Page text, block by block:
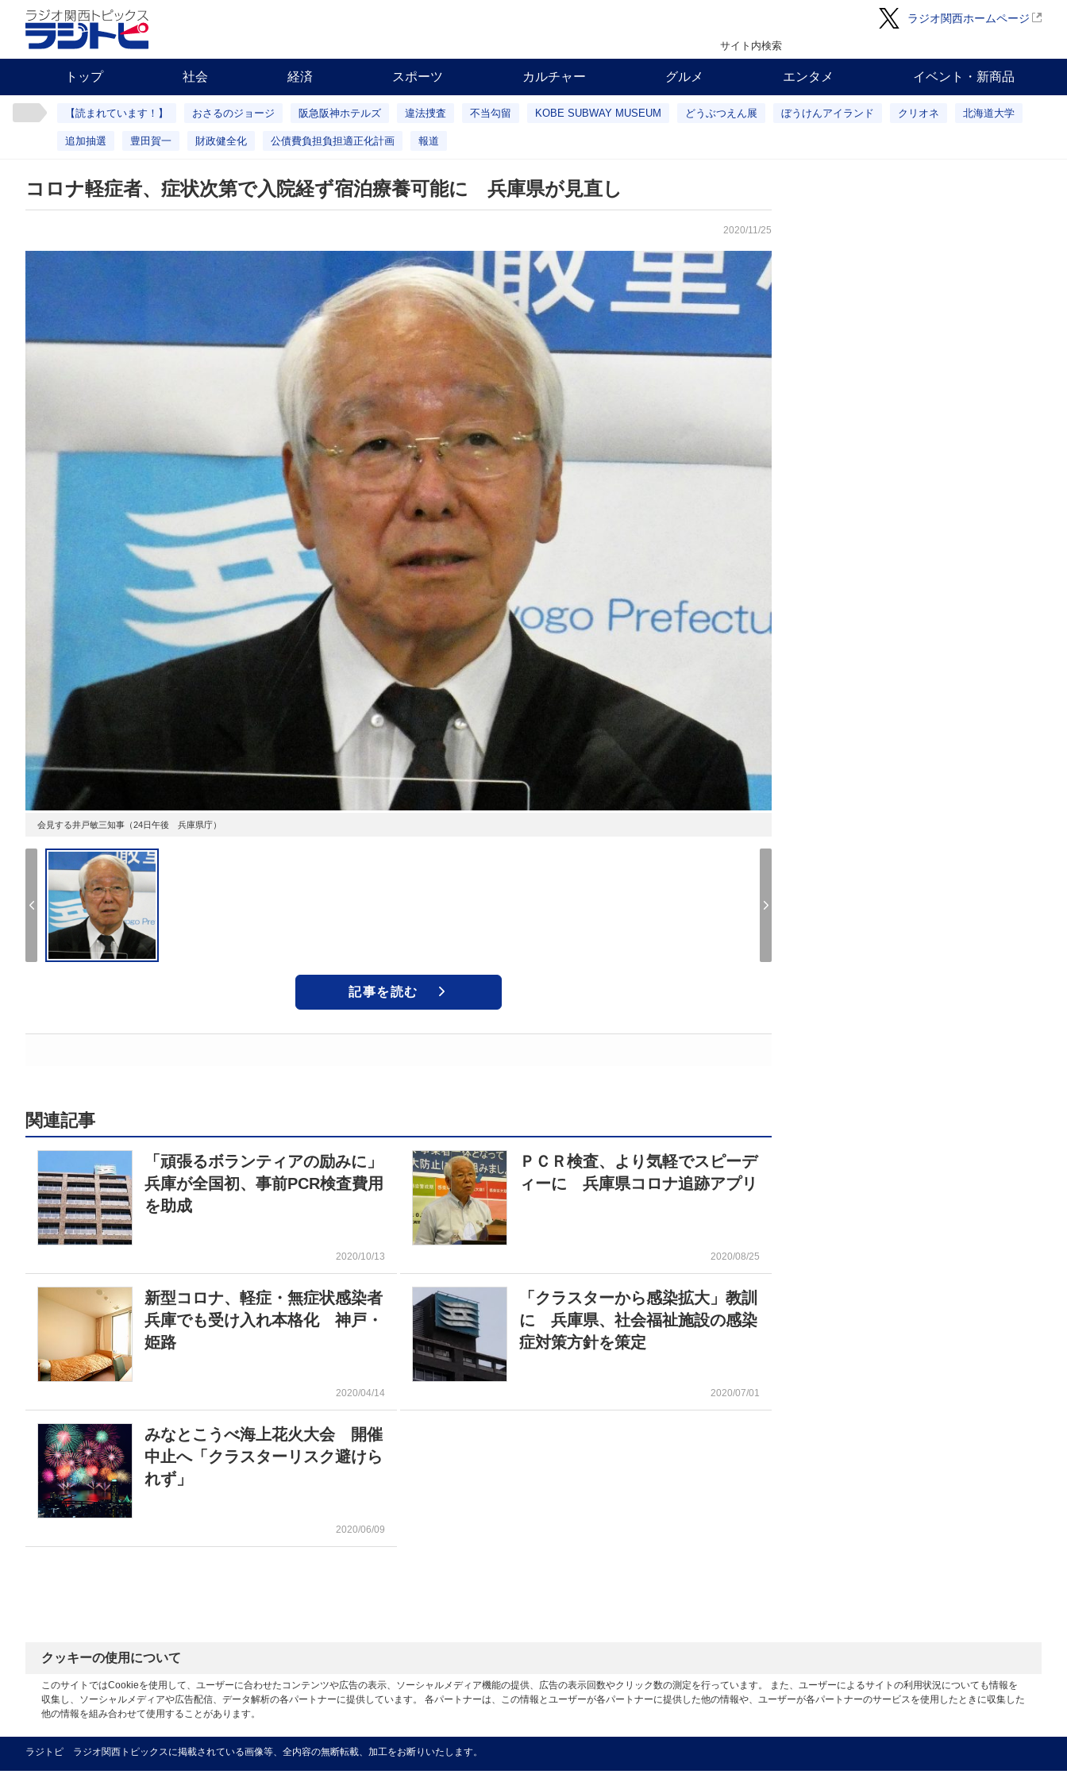
ラジオ関西ホームページ
サイト内検索
トップ 社会 経済 スポーツ カルチャー グルメ エンタメ イベント・新商品
【読まれています！】 おさるのジョージ 阪急阪神ホテルズ 違法捜査 不当勾留 KOBE SUBWAY MUSEUM どうぶつえん展 ぼうけんアイランド クリオネ 北海道大学
追加抽選 豊田賀一 財政健全化 公債費負担負担適正化計画 報道
コロナ軽症者、症状次第で入院経ず宿泊療養可能に 兵庫県が見直し
2020/11/25
会見する井戸敏三知事（24日午後 兵庫県庁）
記事を読む
関連記事
「頑張るボランティアの励みに」
兵庫が全国初、事前PCR検査費用
を助成
2020/10/13
ＰＣＲ検査、より気軽でスピーデ
ィーに 兵庫県コロナ追跡アプリ
2020/08/25
新型コロナ、軽症・無症状感染者
兵庫でも受け入れ本格化 神戸・
姫路
2020/04/14
「クラスターから感染拡大」教訓
に 兵庫県、社会福祉施設の感染
症対策方針を策定
2020/07/01
みなとこうべ海上花火大会 開催
中止へ「クラスターリスク避けら
れず」
2020/06/09
クッキーの使用について
このサイトではCookieを使用して、ユーザーに合わせたコンテンツや広告の表示、ソーシャルメディア機能の提供、広告の表示回数やクリック数の測定を行っています。 また、ユーザーによるサイトの利用状況についても情報を
収集し、ソーシャルメディアや広告配信、データ解析の各パートナーに提供しています。 各パートナーは、この情報とユーザーが各パートナーに提供した他の情報や、ユーザーが各パートナーのサービスを使用したときに収集した
他の情報を組み合わせて使用することがあります。
ラジトピ ラジオ関西トピックスに掲載されている画像等、全内容の無断転載、加工をお断りいたします。